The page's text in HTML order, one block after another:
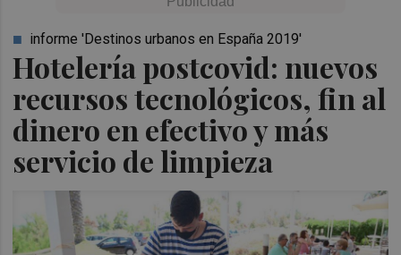
Hotelería postcovid: nuevos
recursos tecnológicos, fin al
dinero en efectivo y más
servicio de limpieza
informe 'Destinos urbanos en España 2019'